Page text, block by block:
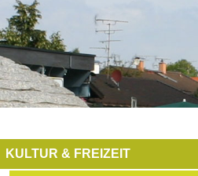
KULTUR & FREIZEIT